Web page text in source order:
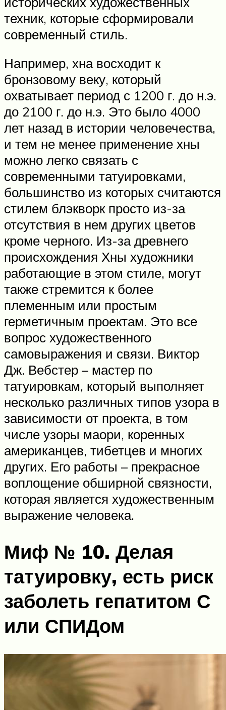
техник, которые сформировали
современный стиль.
Например, хна восходит к
бронзовому веку, который
охватывает период с 1200 г. до н.э.
до 2100 г. до н.э. Это было 4000
лет назад в истории человечества,
и тем не менее применение хны
можно легко связать с
современными татуировками,
большинство из которых считаются
стилем блэкворк просто из-за
отсутствия в нем других цветов
кроме черного. Из-за древнего
происхождения Хны художники
работающие в этом стиле, могут
также стремится к более
племенным или простым
герметичным проектам. Это все
вопрос художественного
самовыражения и связи. Виктор
Дж. Вебстер – мастер по
татуировкам, который выполняет
несколько различных типов узора в
зависимости от проекта, в том
числе узоры маори, коренных
американцев, тибетцев и многих
других. Его работы – прекрасное
воплощение обширной связности,
которая является художественным
выражение человека.
Миф № 10. Делая
татуировку, есть риск
заболеть гепатитом С
или СПИДом